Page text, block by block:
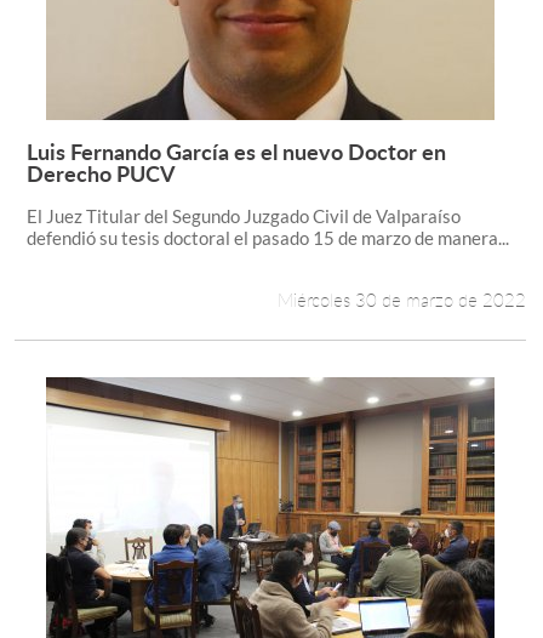
Leer más +
Luis Fernando García es el nuevo Doctor en
Derecho PUCV
El Juez Titular del Segundo Juzgado Civil de Valparaíso
defendió su tesis doctoral el pasado 15 de marzo de manera...
Miércoles 30 de marzo de 2022